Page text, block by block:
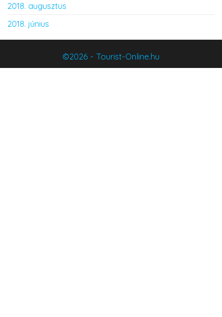
2018. augusztus
2018. június
©2026 - Tourist-Online.hu